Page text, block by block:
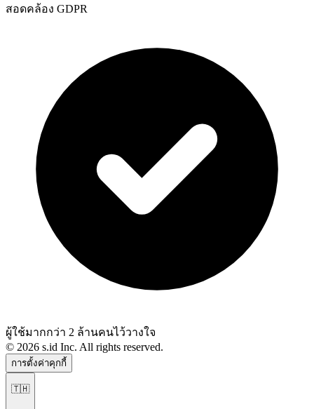
สอดคล้อง GDPR
ผู้ใช้มากกว่า 2 ล้านคนไว้วางใจ
© 2026 s.id Inc. All rights reserved.
การตั้งค่าคุกกี้
🇹🇭